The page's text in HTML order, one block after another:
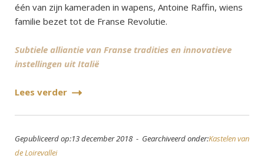
één van zijn kameraden in wapens, Antoine Raffin, wiens
familie bezet tot de Franse Revolutie.
Subtiele alliantie van Franse tradities en innovatieve
instellingen uit Italië
Lees verder
Gepubliceerd op:13 december 2018 - Gearchiveerd onder:Kastelen van
de Loirevallei